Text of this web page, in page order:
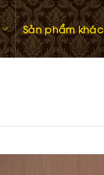
Sản phẩm khác